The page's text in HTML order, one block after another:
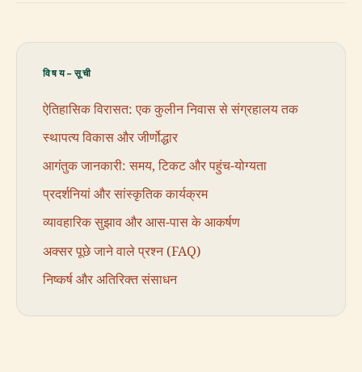
विषय-सूची
ऐतिहासिक विरासत: एक कुलीन निवास से संग्रहालय तक
स्थापत्य विकास और जीर्णोद्धार
आगंतुक जानकारी: समय, टिकट और पहुंच-योग्यता
प्रदर्शनियां और सांस्कृतिक कार्यक्रम
व्यावहारिक सुझाव और आस-पास के आकर्षण
अक्सर पूछे जाने वाले प्रश्न (FAQ)
निष्कर्ष और अतिरिक्त संसाधन